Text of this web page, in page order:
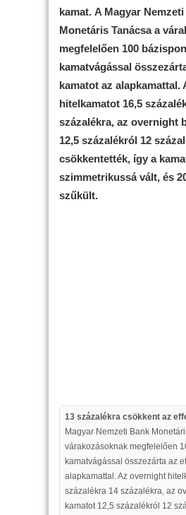
kamat. A Magyar
Monetáris Tanácsa a
megfelelően 100
kamatvágással
kamatot az alapkamattal.
hitelkamatot 16,5
százalékra, az overnight
12,5 százalékról 12
csökkentették, így a
szimmetrikussá vált, és
szűkült.
13 százalékra csökkent az
Magyar Nemzeti Bank
várakozásoknak megfelelően
kamatvágással összezárta az
alapkamattal. Az overnight
százalékra 14 százalékra, az
kamatot 12,5 százalékról 12